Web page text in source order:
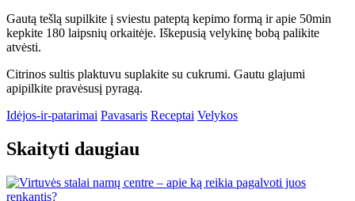
Gautą tešlą supilkite į sviestu pateptą kepimo formą ir apie 50min
kepkite 180 laipsnių orkaitėje. Iškepusią velykinę bobą palikite
atvėsti.
Citrinos sultis plaktuvu suplakite su cukrumi. Gautu glajumi
apipilkite pravėsusį pyragą.
Idėjos-ir-patarimai Pavasaris Receptai Velykos
Skaityti daugiau